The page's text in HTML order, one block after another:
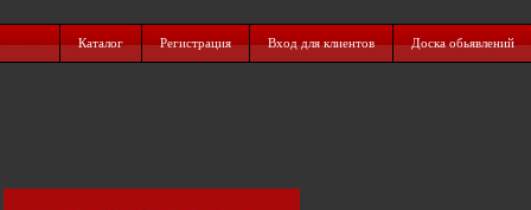
Каталог Регистрация Вход для клиентов Доска обьявлений